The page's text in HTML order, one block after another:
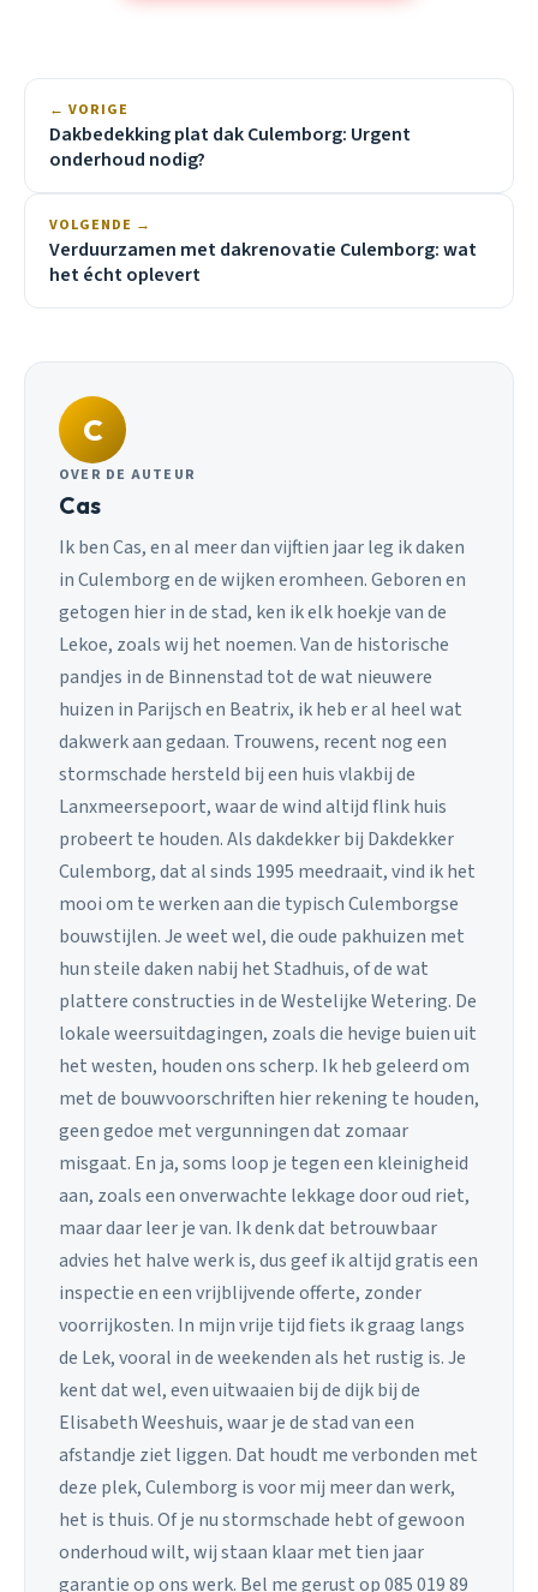
← VORIGE
Dakbedekking plat dak Culemborg: Urgent
onderhoud nodig?
VOLGENDE →
Verduurzamen met dakrenovatie Culemborg: wat
het écht oplevert
C
OVER DE AUTEUR
Cas
Ik ben Cas, en al meer dan vijftien jaar leg ik daken
in Culemborg en de wijken eromheen. Geboren en
getogen hier in de stad, ken ik elk hoekje van de
Lekoe, zoals wij het noemen. Van de historische
pandjes in de Binnenstad tot de wat nieuwere
huizen in Parijsch en Beatrix, ik heb er al heel wat
dakwerk aan gedaan. Trouwens, recent nog een
stormschade hersteld bij een huis vlakbij de
Lanxmeersepoort, waar de wind altijd flink huis
probeert te houden. Als dakdekker bij Dakdekker
Culemborg, dat al sinds 1995 meedraait, vind ik het
mooi om te werken aan die typisch Culemborgse
bouwstijlen. Je weet wel, die oude pakhuizen met
hun steile daken nabij het Stadhuis, of de wat
plattere constructies in de Westelijke Wetering. De
lokale weersuitdagingen, zoals die hevige buien uit
het westen, houden ons scherp. Ik heb geleerd om
met de bouwvoorschriften hier rekening te houden,
geen gedoe met vergunningen dat zomaar
misgaat. En ja, soms loop je tegen een kleinigheid
aan, zoals een onverwachte lekkage door oud riet,
maar daar leer je van. Ik denk dat betrouwbaar
advies het halve werk is, dus geef ik altijd gratis een
inspectie en een vrijblijvende offerte, zonder
voorrijkosten. In mijn vrije tijd fiets ik graag langs
de Lek, vooral in de weekenden als het rustig is. Je
kent dat wel, even uitwaaien bij de dijk bij de
Elisabeth Weeshuis, waar je de stad van een
afstandje ziet liggen. Dat houdt me verbonden met
deze plek, Culemborg is voor mij meer dan werk,
het is thuis. Of je nu stormschade hebt of gewoon
onderhoud wilt, wij staan klaar met tien jaar
garantie op ons werk. Bel me gerust op 085 019 89